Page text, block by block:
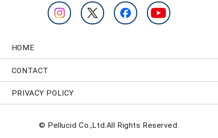
HOME
CONTACT
PRIVACY POLICY
© Pellucid Co.,Ltd.All Rights Reserved.